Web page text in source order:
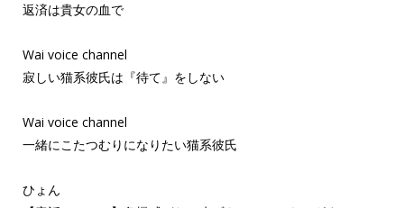
返済は貴女の血で
Wai voice channel
寂しい猫系彼氏は『待て』をしない
Wai voice channel
一緒にこたつむりになりたい猫系彼氏
ひょん